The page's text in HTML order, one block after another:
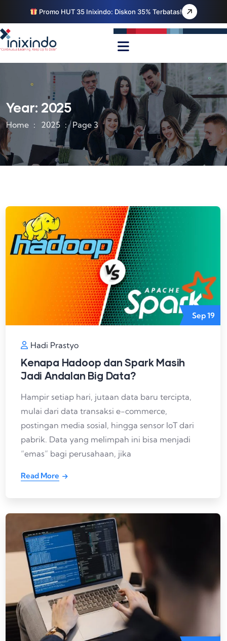
Promo HUT 35 Inixindo: Diskon 35% Terbatas!
Year: 2025
Home 2025 Page 3
Sep19
Hadi Prastyo
Kenapa Hadoop dan Spark Masih
Jadi Andalan Big Data?
Hampir setiap hari, jutaan data baru tercipta,
mulai dari data transaksi e-commerce,
postingan media sosial, hingga sensor IoT dari
pabrik. Data yang melimpah ini bisa menjadi
“emas” bagi perusahaan, jika
Read More